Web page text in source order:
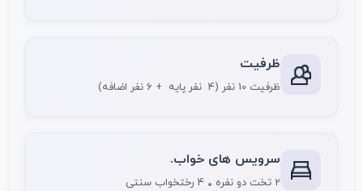
ظرفیت
ظرفیت 10 نفر (4 نفر پایه + 6 نفر اضافه)
سرویس های خواب.
2 تخت دو نفره 4 رختخواب سنتی